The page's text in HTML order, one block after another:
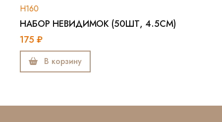
Н160
НАБОР НЕВИДИМОК (50ШТ, 4.5СМ)
175 ₽
В корзину